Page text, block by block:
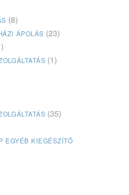
(8)
ÁPOLÁS (23)
(1)
(35)
EGYÉB KIEGÉSZÍTŐ